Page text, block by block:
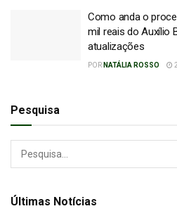
Como anda o
mil reais do Auxílio
atualizações
POR NATÁLIA ROSSO
Pesquisa
Últimas Notícias